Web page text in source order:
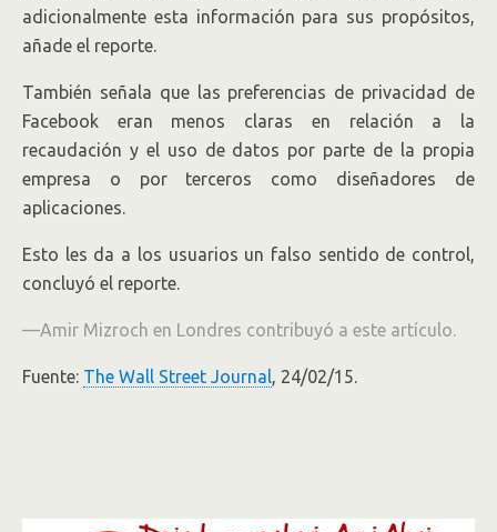
adicionalmente esta información para sus propósitos,
añade el reporte.
También señala que las preferencias de privacidad de
Facebook eran menos claras en relación a la
recaudación y el uso de datos por parte de la propia
empresa o por terceros como diseñadores de
aplicaciones.
Esto les da a los usuarios un falso sentido de control,
concluyó el reporte.
—Amir Mizroch en Londres contribuyó a este artículo.
Fuente: The Wall Street Journal, 24/02/15.